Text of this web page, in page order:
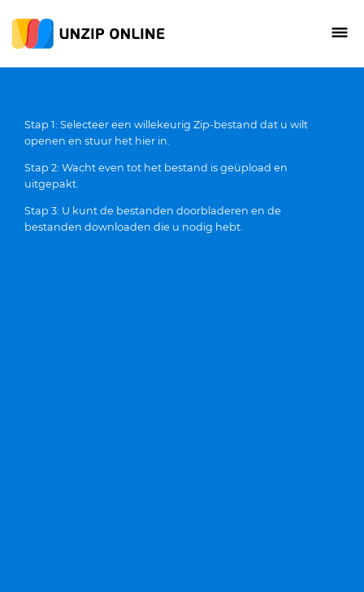
Stap 1: Selecteer een willekeurig Zip-bestand dat u wilt
openen en stuur het hier in.
Stap 2: Wacht even tot het bestand is geüpload en
uitgepakt.
Stap 3: U kunt de bestanden doorbladeren en de
bestanden downloaden die u nodig hebt.